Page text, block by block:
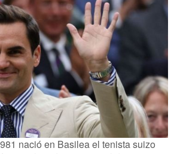
nació en Basilea el tenista suizo